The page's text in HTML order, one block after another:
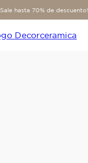
Sale hasta 70% de descuento!